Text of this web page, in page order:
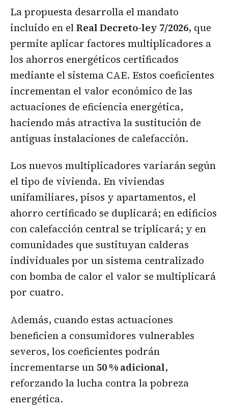
La propuesta desarrolla el mandato
incluido en elReal Decreto-ley 7/2026, que
permite aplicar factores multiplicadores a
los ahorros energéticos certificados
mediante el sistema CAE. Estos coeficientes
incrementan el valor económico de las
actuaciones de eficiencia energética,
haciendo más atractiva la sustitución de
antiguas instalaciones de calefacción.
Los nuevos multiplicadores variarán según
el tipo de vivienda. En viviendas
unifamiliares, pisos y apartamentos, el
ahorro certificado se duplicará; en edificios
con calefacción central se triplicará; y en
comunidades que sustituyan calderas
individuales por un sistema centralizado
con bomba de calor el valor se multiplicará
por cuatro.
Además, cuando estas actuaciones
beneficien a consumidores vulnerables
severos, los coeficientes podrán
incrementarse un50 % adicional,
reforzando la lucha contra la pobreza
energética.